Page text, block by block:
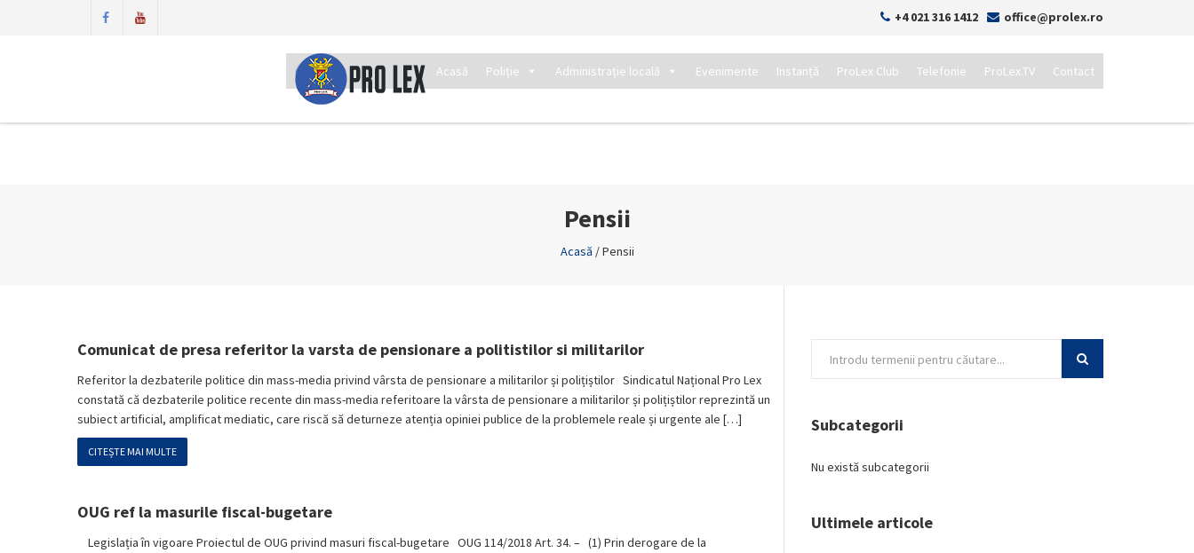
+4 021 316 1412 office@prolex.ro
Acasă Poliție Administrație locală Evenimente Instanță ProLex Club Telefonie ProLex.TV Contact
Pensii
Acasă /Pensii
Comunicat de presa referitor la varsta de pensionare a politistilor si militarilor
Referitor la dezbaterile politice din mass-media privind vârsta de pensionare a militarilor și polițiștilor Sindicatul Național Pro Lex
constată că dezbaterile politice recente din mass-media referitoare la vârsta de pensionare a militarilor și polițiștilor reprezintă un
subiect artificial, amplificat mediatic, care riscă să deturneze atenția opiniei publice de la problemele reale și urgente ale […]
CITEȘTE MAI MULTE
OUG ref la masurile fiscal-bugetare
Legislația în vigoare Proiectul de OUG privind masuri fiscal-bugetare OUG 114/2018 Art. 34. – (1) Prin derogare de la
Subcategorii
Nu există subcategorii
Ultimele articole